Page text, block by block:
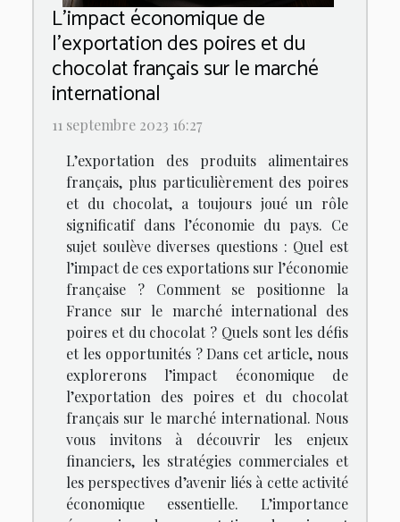
L'impact économique de
l'exportation des poires et du
chocolat français sur le marché
international
11 septembre 2023 16:27
L’exportation des produits alimentaires
français, plus particulièrement des poires
et du chocolat, a toujours joué un rôle
significatif dans l’économie du pays. Ce
sujet soulève diverses questions : Quel est
l’impact de ces exportations sur l’économie
française ? Comment se positionne la
France sur le marché international des
poires et du chocolat ? Quels sont les défis
et les opportunités ? Dans cet article, nous
explorerons l’impact économique de
l’exportation des poires et du chocolat
français sur le marché international. Nous
vous invitons à découvrir les enjeux
financiers, les stratégies commerciales et
les perspectives d’avenir liés à cette activité
économique essentielle. L’importance